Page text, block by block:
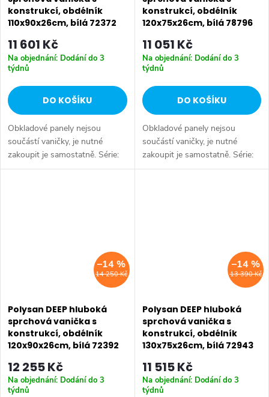
konstrukcí, obdélník
110x90x26cm, bílá 72372
11 601 Kč
Na objednání: Dodání do 3
týdnů
DO KOŠÍKU
Obkladové panely nejsou
součástí vaničky, je nutné
zakoupit je samostatně. Série:
DEEP VANIČKY • Rozměr:
konstrukcí, obdélník
120x75x26cm, bílá 78796
11 051 Kč
Na objednání: Dodání do 3
týdnů
DO KOŠÍKU
Obkladové panely nejsou
součástí vaničky, je nutné
zakoupit je samostatně. Série:
DEEP VANIČKY • Rozměr:
14 250 Kč
–14 %
Polysan DEEP hluboká
sprchová vanička s
konstrukcí, obdélník
120x90x26cm, bílá 72392
12 255 Kč
Na objednání: Dodání do 3
týdnů
13 390 Kč
–14 %
Polysan DEEP hluboká
sprchová vanička s
konstrukcí, obdélník
130x75x26cm, bílá 72943
11 515 Kč
Na objednání: Dodání do 3
týdnů